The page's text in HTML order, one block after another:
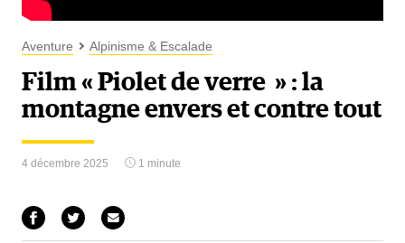
Aventure Alpinisme & Escalade
Film « Piolet de verre » : la
montagne envers et contre tout
4 décembre 2025 1 minute